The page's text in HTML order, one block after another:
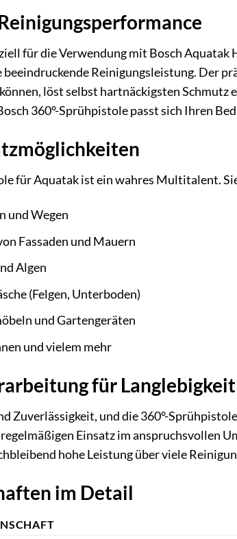
für die Verwendung mit Bosch
Reinigungsleistung. Der
löst selbst hartnäckigsten
360°-Sprühpistole passt sich Ihren
für Aquatak ist ein wahres Multitalent.
und Wegen
Fassaden und Mauern
Algen
(Felgen, Unterboden)
und Gartengeräten
und vielem mehr
für Langlebigkeit
Zuverlässigkeit, und die 360°-
Einsatz im anspruchsvollen
hohe Leistung über viele
im Detail